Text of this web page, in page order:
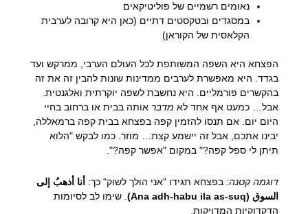
נאומים רשמיים של פוליטיקאים
במסגדים ובטקסטים דתיים (כאן היא קרובה לערבית
הקלאסית של הקוראן)
הפצחא היא השפה המשותפת לכל העולם הערבי, ממרקש ועד
בגדד. היא מאפשרת לערבים ממדינות שונות להבין זה את זה
בהקשרים פורמליים. היא נחשבת לשפה יוקרתית ואלגנטית.
אבל… כמעט אף אחד לא מדבר אותה בבית או ברחוב בחיי
היום יום. אם תנסו להזמין קפה בפצחא בבית קפה ברמאללה,
יבינו אתכם, אבל זה יישמע קצת… מוזר. כמו לבקש "הלוא
תיתן לי ספל קפה?" במקום "אפשר קפה?".
דוגמה קטנה: בפצחא תגידו "אני הולך לשוק" כך: أنا أذهبُ إلى
السوق (Ana adh-habu ila as-suq)
. שימו לב לסיומות
הדקדוקיות המדויקות.